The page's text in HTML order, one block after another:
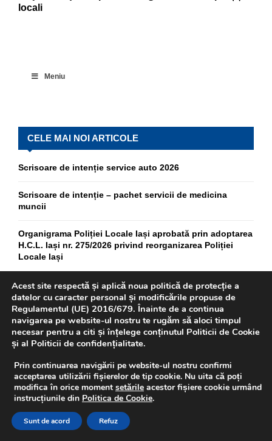
locali
Meniu
CELE MAI NOI ARTICOLE
Scrisoare de intenție service auto 2026
Scrisoare de intenție – pachet servicii de medicina
muncii
Organigrama Poliției Locale Iași aprobată prin adoptarea
H.C.L. Iași nr. 275/2026 privind reorganizarea Poliției
Locale Iași
Regulament de Organizare și Funcționare a Poliției
Locale Iași aprobat prin adoptarea H.C.L. Iași nr.
275/2026 privind reorganizarea Poliției Locale Iași
H.C.L. Iași nr. 275/02.07.2026 privind reorganizarea
Poliției Locale Iași
INSTITUȚII SUBORDONATE PRIMARIEI IASI
Acest site respectă și aplică noua politică de protecție a
datelor cu caracter personal și modificările propuse de
Regulamentul (UE) 2016/679. Înainte de a continua
navigarea pe website-ul nostru te rugăm să aloci timpul
necesar pentru a citi și înțelege conținutul Politicii de Cookie
și al Politicii de confidențialitate.
Prin continuarea navigării pe website-ul nostru confirmi
acceptarea utilizării fișierelor de tip cookie. Nu uita că poți
modifica în orice moment setările acestor fișiere cookie urmând
instrucțiunile din Politica de Cookie.
Sunt de acord Refuz